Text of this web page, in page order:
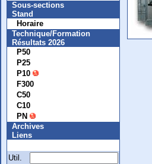
Sous-sections
Stand
Horaire
Technique/Formation
Résultats 2026
P50
P25
P10
F300
C50
C10
PN
Archives
Liens
Util.